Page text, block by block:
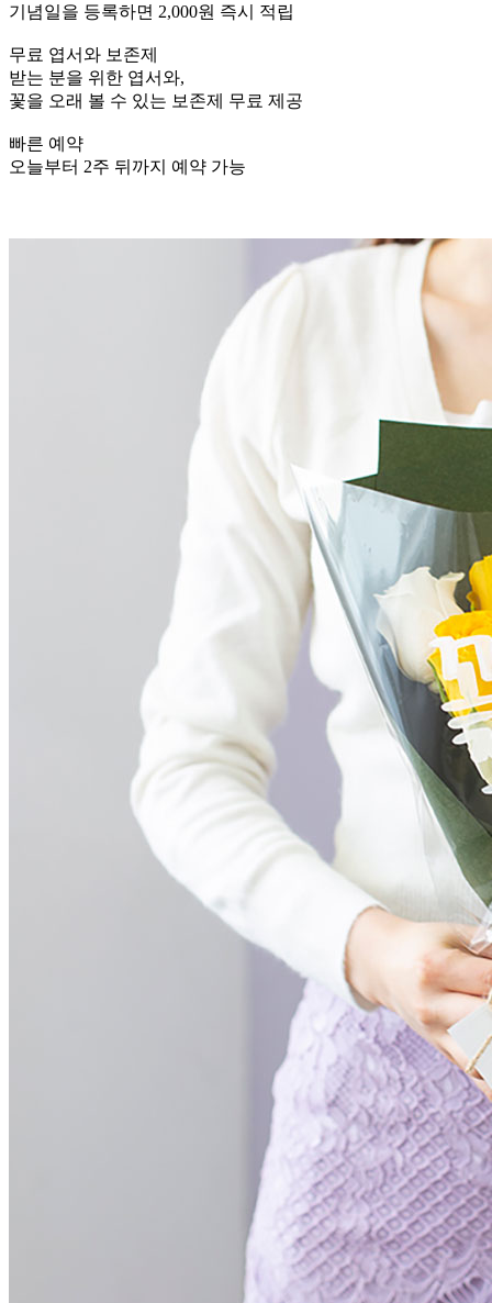
기념일을 등록하면 2,000원 즉시 적립
무료 엽서와 보존제
받는 분을 위한 엽서와,
꽃을 오래 볼 수 있는 보존제 무료 제공
빠른 예약
오늘부터 2주 뒤까지 예약 가능